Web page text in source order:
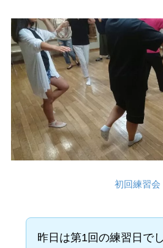
初回練習会
昨日は第1回の練習日でし